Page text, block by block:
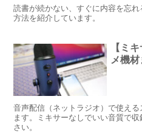
読書が続かない、すぐに内容を忘
方法を紹介しています。
【ミ
メ機材
音声配信（ネットラジオ）で使え
ます。ミキサーなしでいい音質で
さい。